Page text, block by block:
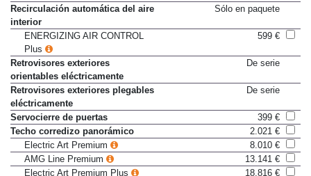
Electric Art Premium Plus
18.816 €
Recirculación automática del aire
interior
ENERGIZING AIR CONTROL
Plus
Retrovisores exteriores
orientables eléctricamente
Retrovisores exteriores plegables
eléctricamente
Servocierre de puertas
399 €
Techo corredizo panorámico
2.021 €
Electric Art Premium
8.010 €
AMG Line Premium
13.141 €